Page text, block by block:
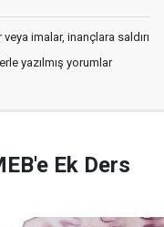
imalar, inançlara saldırı
yazılmış yorumlar
Ek Ders